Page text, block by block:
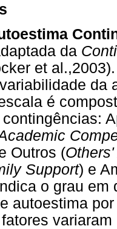
da
et
da
é
Outros (
Support) e
o grau em
autoestima